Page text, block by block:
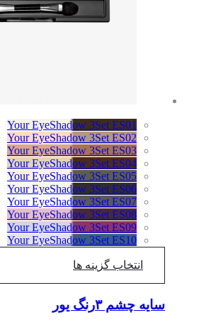
Your EyeShadow 3Set ES01
Your EyeShadow 3Set ES02
Your EyeShadow 3Set ES03
Your EyeShadow 3Set ES04
Your EyeShadow 3Set ES05
Your EyeShadow 3Set ES06
Your EyeShadow 3Set ES07
Your EyeShadow 3Set ES08
Your EyeShadow 3Set ES09
Your EyeShadow 3Set ES10
انتخاب گزینه ها
سایه چشم ۳رنگ یور